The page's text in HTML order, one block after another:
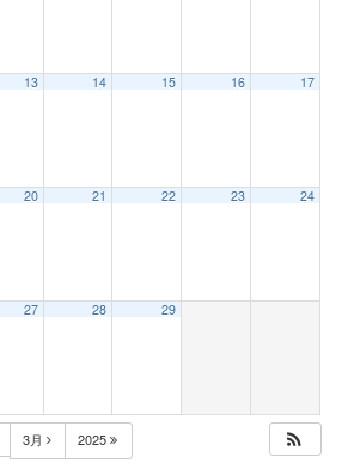
13 14 15 16 17
20 21 22 23 24
27 28 29
3月 2025